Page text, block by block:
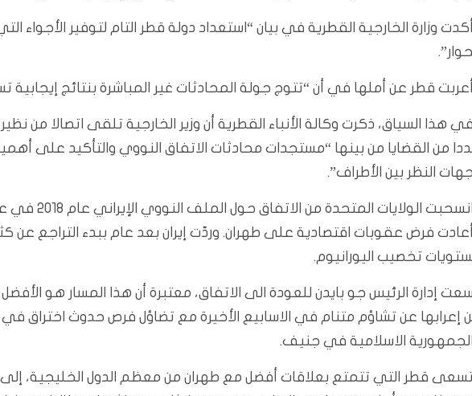
وزارة الخارجية القطرية في بيان “استعداد دولة قطر التام لتوفير الأجواء
قطر عن أملها في أن “تتوج جولة المحادثات غير المباشرة بنتائج إيجابية
هذا السياق، ذكرت وكالة الأنباء القطرية أن وزير الخارجية تلقى اتصالا من
من القضايا من بينها “مستجدات محادثات الاتفاق النووي والتأكيد على
النظر بين الأطراف”.
وانسحبت
فرض عقوبات اقتصادية على طهران. وردّت إيران بعد عام ببدء التراجع عن كثير
تخصيب اليورانيوم.
إدارة الرئيس جو بايدن للعودة الى الاتفاق، معتبرة أن هذا المسار هو
إعرابها عن تشاؤم متنام في الاسابيع الأخيرة مع تضاؤل فرص حدوث اختراق
الاسلامية في جنيف.
قطر التي تتمتع بعلاقات أفضل مع طهران من معظم الدول الخليجية، إلى